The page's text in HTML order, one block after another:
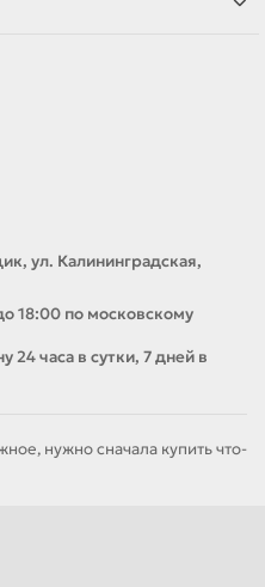
ул. Калининградская,
18:00 по московскому
24 часа в сутки, 7 дней в
нужно сначала купить что-